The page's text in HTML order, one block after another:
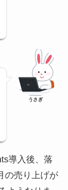
うさぎ
導入後、落
の売り上げが